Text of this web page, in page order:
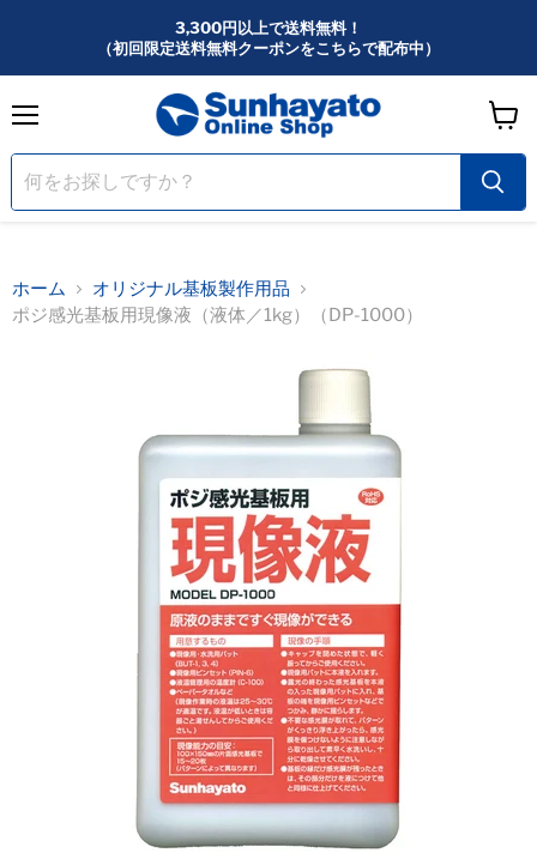
3,300円以上で送料無料！
（初回限定送料無料クーポンをこちらで配布中）
ニ
ュ
ー
ー
ト
を
ホーム
オリジナル基板製作用品
ポジ感光基板用現像液（液体／1kg）（DP-1000）